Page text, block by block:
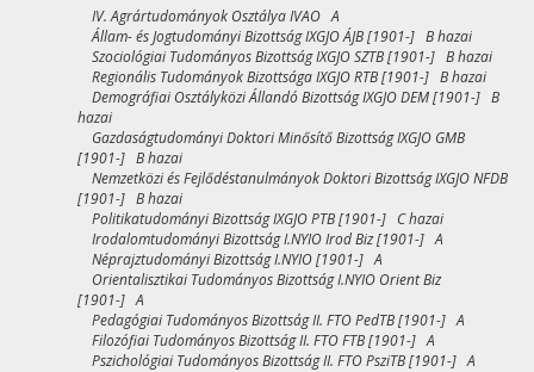
IV. Agrártudományok Osztálya IVAO A
Állam- és Jogtudományi Bizottság IXGJO ÁJB [1901-] B hazai
Szociológiai Tudományos Bizottság IXGJO SZTB [1901-] B hazai
Regionális Tudományok Bizottsága IXGJO RTB [1901-] B hazai
Demográfiai Osztályközi Állandó Bizottság IXGJO DEM [1901-] B
hazai
Gazdaságtudományi Doktori Minősítő Bizottság IXGJO GMB
[1901-] B hazai
Nemzetközi és Fejlődéstanulmányok Doktori Bizottság IXGJO NFDB
[1901-] B hazai
Politikatudományi Bizottság IXGJO PTB [1901-] C hazai
Irodalomtudományi Bizottság I.NYIO Irod Biz [1901-] A
Néprajztudományi Bizottság I.NYIO [1901-] A
Orientalisztikai Tudományos Bizottság I.NYIO Orient Biz
[1901-] A
Pedagógiai Tudományos Bizottság II. FTO PedTB [1901-] A
Filozófiai Tudományos Bizottság II. FTO FTB [1901-] A
Pszichológiai Tudományos Bizottság II. FTO PsziTB [1901-] A